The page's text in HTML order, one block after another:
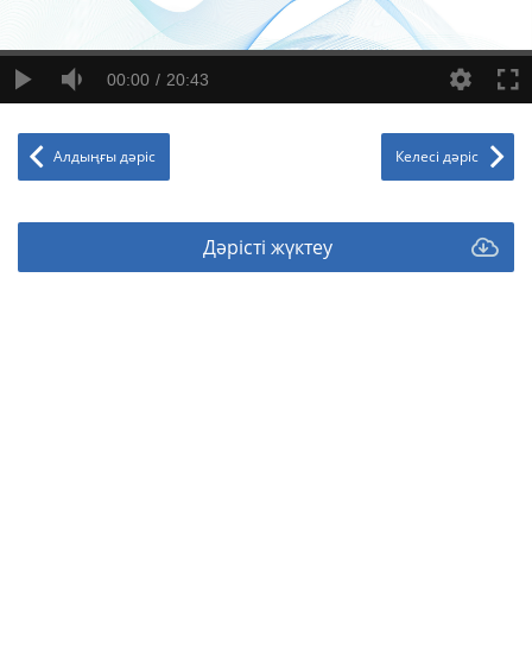
00:00 20:43
Алдыңғы дәріс Келесі дәріс
Дәрісті жүктеу